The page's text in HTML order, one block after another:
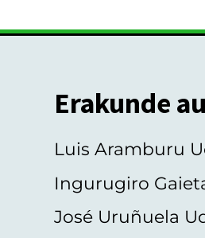
Erakunde
Luis Aramburu
Ingurugiro
José Uruñuela